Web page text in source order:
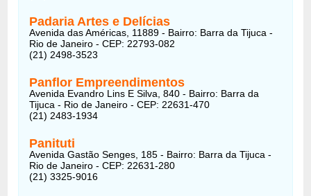
Padaria Artes e Delícias
Avenida das Américas, 11889 - Bairro: Barra da Tijuca -
Rio de Janeiro - CEP: 22793-082
(21) 2498-3523
Panflor Empreendimentos
Avenida Evandro Lins E Silva, 840 - Bairro: Barra da
Tijuca - Rio de Janeiro - CEP: 22631-470
(21) 2483-1934
Panituti
Avenida Gastão Senges, 185 - Bairro: Barra da Tijuca -
Rio de Janeiro - CEP: 22631-280
(21) 3325-9016